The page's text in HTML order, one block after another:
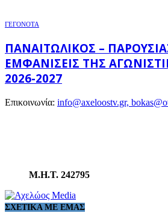
ΓΕΓΟΝΟΤΑ
ΠΑΝΑΙΤΩΛΙΚΌΣ –
ΕΜΦΑΝΊΣΕΙΣ ΤΗΣ
2026-2027
Επικοινωνία: info@axeloostv.gr,
Μ.Η.Τ. 242795
ΣΧΕΤΙΚΆ ΜΕ ΕΜΆΣ